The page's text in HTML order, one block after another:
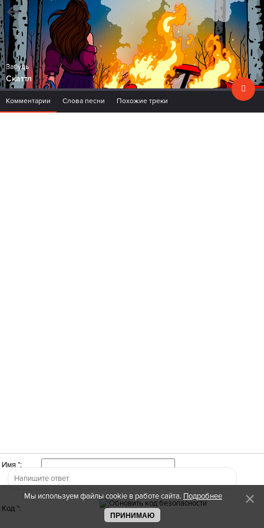
Забудь
Скаттл
Комментарии Слова песни Похожие треки
Имя *:
Код *:
Мы используем файлы cookie в работе сайта. Подробнее
ПРИНИМАЮ